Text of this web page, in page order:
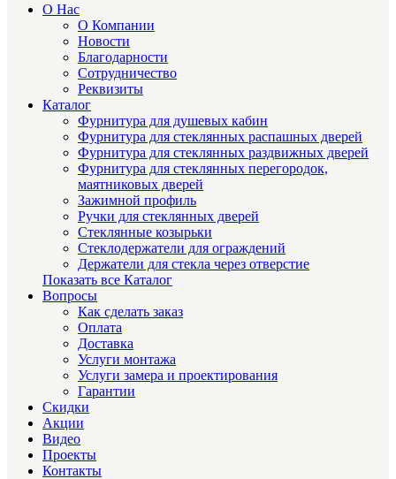
О Нас
О Компании
Новости
Благодарности
Сотрудничество
Реквизиты
Каталог
Фурнитура для душевых кабин
Фурнитура для стеклянных распашных дверей
Фурнитура для стеклянных раздвижных дверей
Фурнитура для стеклянных перегородок,
маятниковых дверей
Зажимной профиль
Ручки для стеклянных дверей
Стеклянные козырьки
Стеклодержатели для ограждений
Держатели для стекла через отверстие
Показать все Каталог
Вопросы
Как сделать заказ
Оплата
Доставка
Услуги монтажа
Услуги замера и проектирования
Гарантии
Скидки
Акции
Видео
Проекты
Контакты